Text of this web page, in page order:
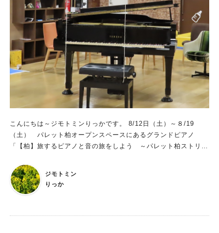
こんにちは～ジモトミンりっかです。 8/12日（土）～８/19
（土） パレット柏オープンスペースにあるグランドピアノ
「【柏】旅するピアノと音の旅をしよう ～パレット柏ストリー
溶けちゃいそうなくらい 暑い今年の夏は、涼しいパレット柏
で 音楽を楽しむなんていかがでしょうか。 バカンス中の方も
お仕事の方も、ぜひあなたのメロディーを奏でてください。
ジモトミン
りっか